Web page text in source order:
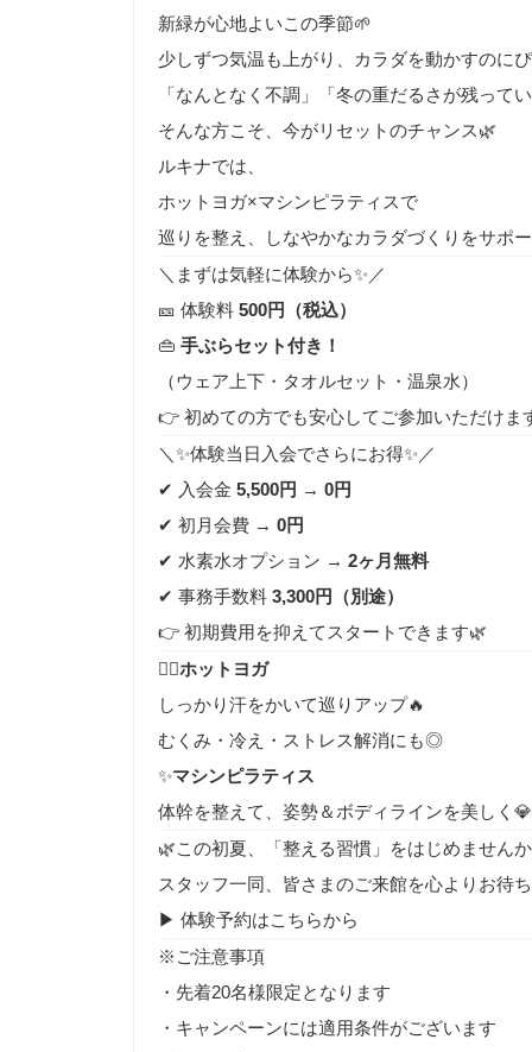
新緑が心地よいこの季節🌱
少しずつ気温も上がり、カラダを動かすのに
「なんとなく不調」「冬の重だるさが残って
そんな方こそ、今がリセットのチャンス🌿
ルキナでは、
ホットヨガ×マシンピラティスで
巡りを整え、しなやかなカラダづくりをサポ
＼まずは気軽に体験から✨／
🎫 体験料 500円（税込）
👜 手ぶらセット付き！
（ウェア上下・タオルセット・温泉水）
👉 初めての方でも安心してご参加いただけま
＼✨体験当日入会でさらにお得✨／
✔ 入会金 5,500円 → 0円
✔ 初月会費 → 0円
✔ 水素水オプション → 2ヶ月無料
✔ 事務手数料 3,300円（別途）
👉 初期費用を抑えてスタートできます🌿
🧘‍♀️ホットヨガ
しっかり汗をかいて巡りアップ🔥
むくみ・冷え・ストレス解消にも◎
✨マシンピラティス
体幹を整えて、姿勢＆ボディラインを美しく💎
🌿この初夏、「整える習慣」をはじめません
スタッフ一同、皆さまのご来館を心よりお待
▶ 体験予約はこちらから
※ご注意事項
・先着20名様限定となります
・キャンペーンには適用条件がございます